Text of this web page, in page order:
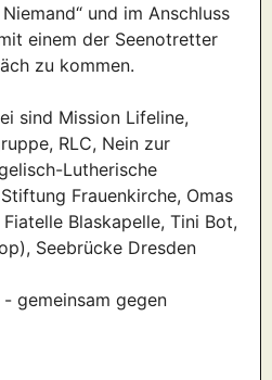
und im Anschluss
einem der Seenotretter
zu kommen.
sind Mission Lifeline,
RLC, Nein zur
Lutherische
Frauenkirche, Omas
Blaskapelle, Tini Bot,
Seebrücke Dresden